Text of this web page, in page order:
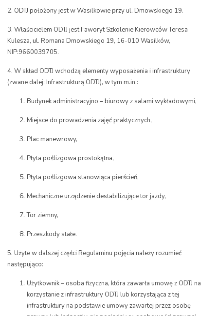
2. ODTJ położony jest w Wasilkowie przy ul. Dmowskiego 19.
3. Właścicielem ODTJ jest Faworyt Szkolenie Kierowców Teresa
Kulesza, ul. Romana Dmowskiego 19, 16-010 Wasilków,
NIP:9660039705.
4. W skład ODTJ wchodzą elementy wyposażenia i infrastruktury
(zwane dalej: Infrastrukturą ODTJ), w tym m.in.:
Budynek administracyjno – biurowy z salami wykładowymi,
Miejsce do prowadzenia zajęć praktycznych,
Plac manewrowy,
Płyta poślizgowa prostokątna,
Płyta poślizgowa stanowiąca pierścień,
Mechaniczne urządzenie destabilizujące tor jazdy,
Tor ziemny,
Przeszkody stałe.​
5. Użyte w dalszej części Regulaminu pojęcia należy rozumieć
następująco:
Użytkownik – osoba fizyczna, która zawarła umowę z ODTJ na
korzystanie z infrastruktury ODTJ lub korzystająca z tej
infrastruktury na podstawie umowy zawartej przez osobę